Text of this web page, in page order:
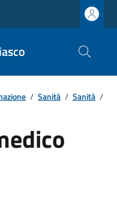
/ Sanità / Sanità /